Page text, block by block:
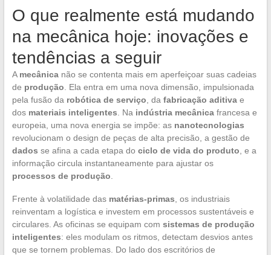
O que realmente está mudando
na mecânica hoje: inovações e
tendências a seguir
A mecânicanão se contenta mais em aperfeiçoar suas cadeias
de produção . Ela entra em uma nova dimensão, impulsionada
pela fusão da robótica de serviço , da fabricação aditivae
dos materiais inteligentes . Na indústria mecânicafrancesa e
europeia, uma nova energia se impõe: as nanotecnologias
revolucionam o design de peças de alta precisão, a gestão de
dados se afina a cada etapa do ciclo de vida do produto , e a
informação circula instantaneamente para ajustar os
processos de produção
Frente à volatilidade das matérias-primas , os industriais
reinventam a logística e investem em processos sustentáveis e
circulares. As oficinas se equipam com sistemas de produção
inteligentes: eles modulam os ritmos, detectam desvios antes
que se tornem problemas. Do lado dos escritórios de